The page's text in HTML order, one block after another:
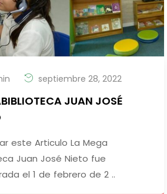
septiembre 28, 2022
JUAN JOSÉ
este Articulo La Mega
Juan José Nieto fue
el 1 de febrero de 2 ..